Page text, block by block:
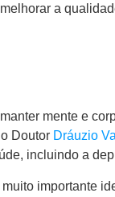
a
mente e
Doutor Dráuzio
incluindo a
importante